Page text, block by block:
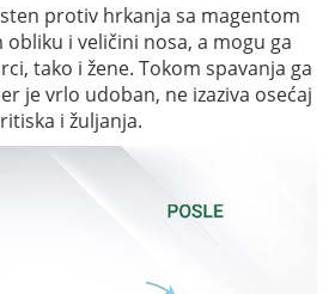
protiv hrkanja sa magentom
i veličini nosa, a mogu ga
tako i žene. Tokom spavanja ga
je vrlo udoban, ne izaziva osećaj
i žuljanja.